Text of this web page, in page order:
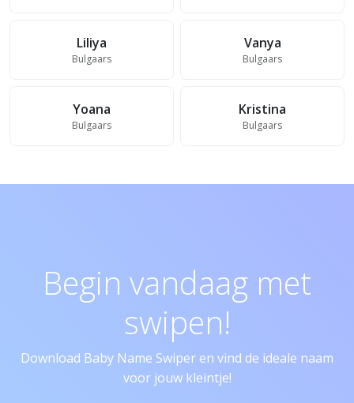
Liliya
Bulgaars
Vanya
Bulgaars
Yoana
Bulgaars
Kristina
Bulgaars
Begin vandaag met
swipen!
Download Baby Name Swiper en vind de ideale naam
voor jouw kleintje!